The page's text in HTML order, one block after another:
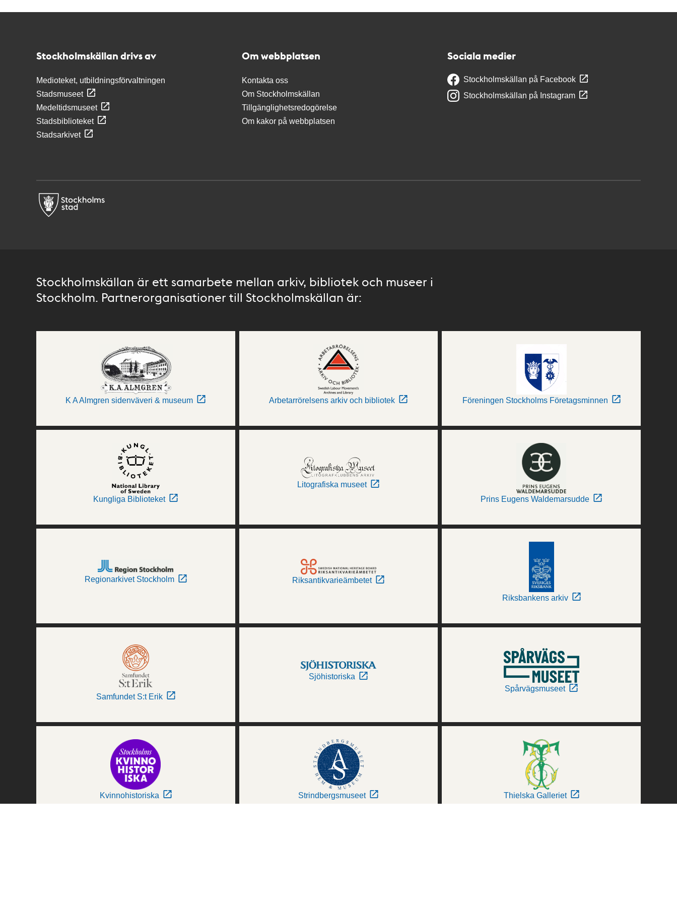
Stockholmskällan drivs av
Medioteket, utbildningsförvaltningen
Stadsmuseet
Medeltidsmuseet
Stadsbiblioteket
Stadsarkivet
Om webbplatsen
Kontakta oss
Om Stockholmskällan
Tillgänglighetsredogörelse
Om kakor på webbplatsen
Sociala medier
Stockholmskällan på Facebook
Stockholmskällan på Instagram
Stockholmskällan är ett samarbete mellan arkiv, bibliotek och museer i
Stockholm. Partnerorganisationer till Stockholmskällan är:
K A Almgren sidenväveri & museum Arbetarrörelsens arkiv och bibliotek Föreningen Stockholms Företagsminnen
Kungliga Biblioteket
Litografiska museet
Prins Eugens Waldemarsudde
Regionarkivet Stockholm Riksantikvarieämbetet
Riksbankens arkiv
Samfundet S:t Erik
Sjöhistoriska
Spårvägsmuseet
Kvinnohistoriska Strindbergsmuseet Thielska Galleriet